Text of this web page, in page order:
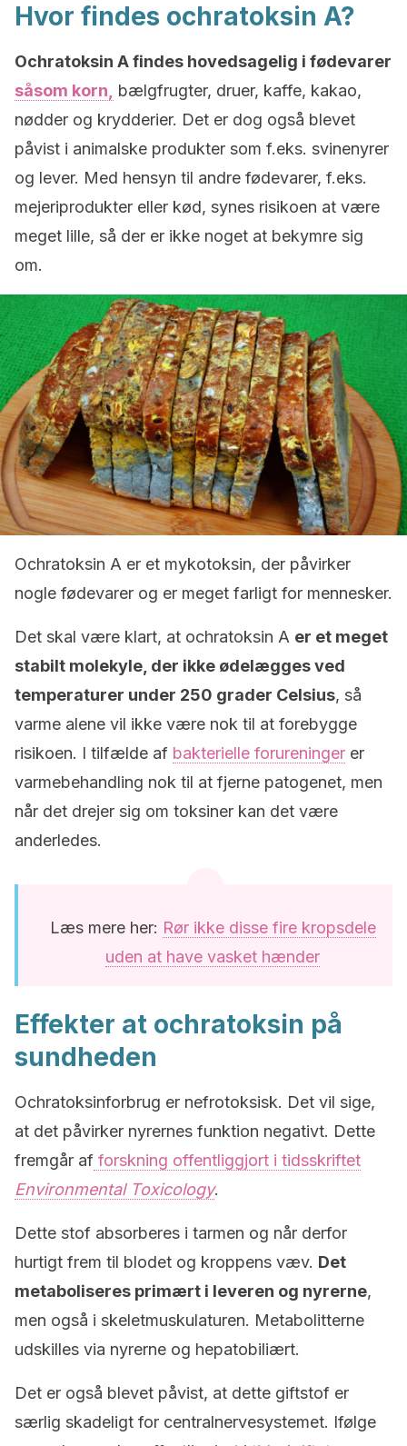
Hvor findes ochratoksin A?
Ochratoksin A findes hovedsagelig i fødevarer
såsom korn,
bælgfrugter, druer, kaffe, kakao,
nødder og krydderier. Det er dog også blevet
påvist i animalske produkter som f.eks. svinenyrer
og lever. Med hensyn til andre fødevarer, f.eks.
mejeriprodukter eller kød, synes risikoen at være
meget lille, så der er ikke noget at bekymre sig
om.
Ochratoksin A er et mykotoksin, der påvirker
nogle fødevarer og er meget farligt for mennesker.
Det skal være klart, at ochratoksin A er et meget
stabilt molekyle, der ikke ødelægges ved
temperaturer under 250 grader Celsius, så
varme alene vil ikke være nok til at forebygge
risikoen. I tilfælde af bakterielle forureninger er
varmebehandling nok til at fjerne patogenet, men
når det drejer sig om toksiner kan det være
anderledes.
Læs mere her: Rør ikke disse fire kropsdele
uden at have vasket hænder
Effekter at ochratoksin på
sundheden
Ochratoksinforbrug er nefrotoksisk. Det vil sige,
at det påvirker nyrernes funktion negativt. Dette
fremgår af forskning offentliggjort i tidsskriftet
Environmental Toxicology.
Dette stof absorberes i tarmen og når derfor
hurtigt frem til blodet og kroppens væv. Det
metaboliseres primært i leveren og nyrerne,
men også i skeletmuskulaturen. Metabolitterne
udskilles via nyrerne og hepatobiliært.
Det er også blevet påvist, at dette giftstof er
særlig skadeligt for centralnervesystemet. Ifølge